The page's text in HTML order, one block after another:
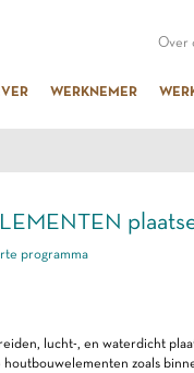
Over
WERKNEMER
programma
lucht-, en waterdicht
houtbouwelementen zoals